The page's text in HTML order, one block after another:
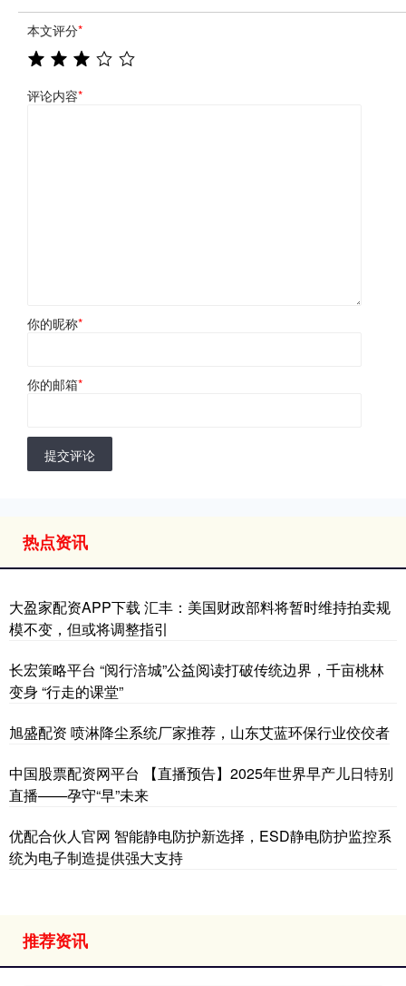
本文评分*
评论内容*
你的昵称*
你的邮箱*
提交评论
热点资讯
大盈家配资APP下载 汇丰：美国财政部料将暂时维持拍卖规
模不变，但或将调整指引
长宏策略平台 “阅行涪城”公益阅读打破传统边界，千亩桃林
变身 “行走的课堂”
旭盛配资 喷淋降尘系统厂家推荐，山东艾蓝环保行业佼佼者
中国股票配资网平台 【直播预告】2025年世界早产儿日特别
直播——孕守“早”未来
优配合伙人官网 智能静电防护新选择，ESD静电防护监控系
统为电子制造提供强大支持
推荐资讯